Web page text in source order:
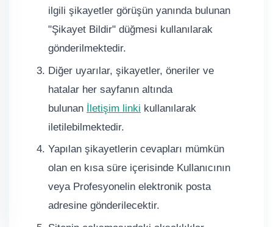
ilgili şikayetler görüşün yanında bulunan
"Şikayet Bildir" düğmesi kullanılarak
gönderilmektedir.
Diğer uyarılar, şikayetler, öneriler ve
hatalar her sayfanın altında
bulunan İletişim linki kullanılarak
iletilebilmektedir.
Yapılan şikayetlerin cevapları mümkün
olan en kısa süre içerisinde Kullanıcının
veya Profesyonelin elektronik posta
adresine gönderilecektir.